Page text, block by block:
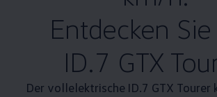
Entdecken
ID.7 GTX
Der vollelektrische ID.7 GTX Tourer